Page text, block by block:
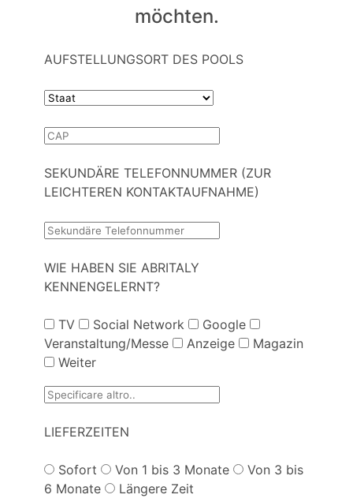
möchten.
AUFSTELLUNGSORT DES POOLS
SEKUNDÄRE TELEFONNUMMER (ZUR
LEICHTEREN KONTAKTAUFNAHME)
WIE HABEN SIE ABRITALY
KENNENGELERNT?
TV Social Network
Google
Veranstaltung/Messe
Anzeige
Magazin
Weiter
LIEFERZEITEN
Sofort Von 1 bis 3 Monate
Von 3 bis
6 Monate
Längere Zeit